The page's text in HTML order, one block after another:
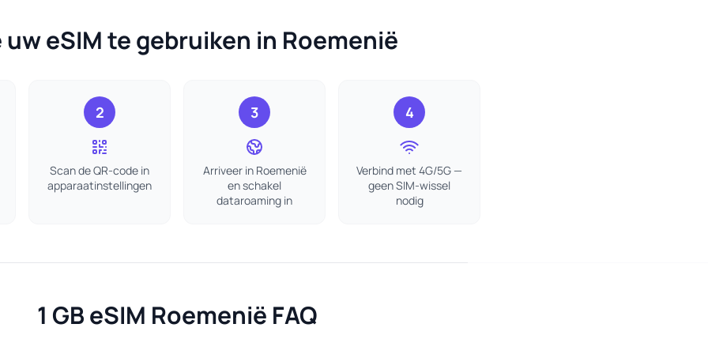
uw eSIM te gebruiken in Roemenië
2
Scan de QR-code in
apparaatinstellingen
3
Arriveer in Roemenië
en schakel
dataroaming in
4
Verbind met 4G/5G —
geen SIM-wissel
nodig
1 GB eSIM Roemenië FAQ